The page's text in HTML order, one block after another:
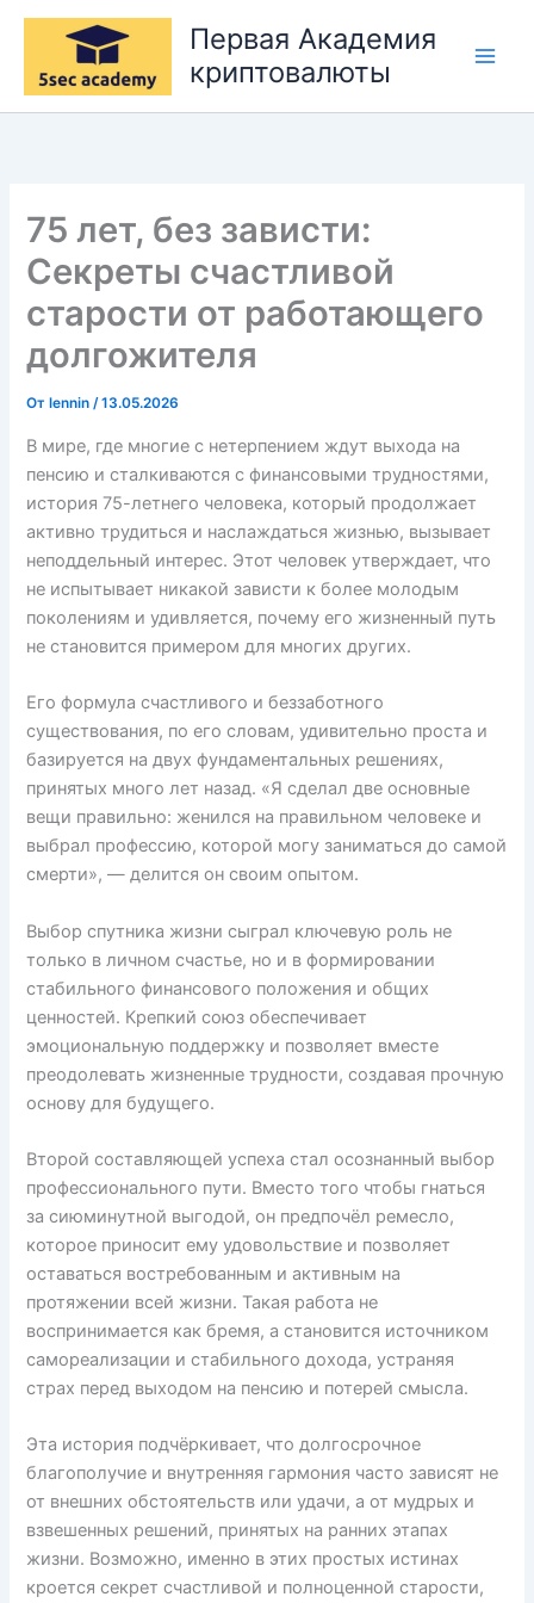
Перейти
содержимому
Первая Академия
криптовалюты
75 лет, без зависти:
Секреты счастливой
старости от работающего
долгожителя
От lennin/13.05.2026
В мире, где многие с нетерпением ждут выхода на
пенсию и сталкиваются с финансовыми трудностями,
история 75-летнего человека, который продолжает
активно трудиться и наслаждаться жизнью, вызывает
неподдельный интерес. Этот человек утверждает, что
не испытывает никакой зависти к более молодым
поколениям и удивляется, почему его жизненный путь
не становится примером для многих других.
Его формула счастливого и беззаботного
существования, по его словам, удивительно проста и
базируется на двух фундаментальных решениях,
принятых много лет назад. «Я сделал две основные
вещи правильно: женился на правильном человеке и
выбрал профессию, которой могу заниматься до самой
смерти», — делится он своим опытом.
Выбор спутника жизни сыграл ключевую роль не
только в личном счастье, но и в формировании
стабильного финансового положения и общих
ценностей. Крепкий союз обеспечивает
эмоциональную поддержку и позволяет вместе
преодолевать жизненные трудности, создавая прочную
основу для будущего.
Второй составляющей успеха стал осознанный выбор
профессионального пути. Вместо того чтобы гнаться
за сиюминутной выгодой, он предпочёл ремесло,
которое приносит ему удовольствие и позволяет
оставаться востребованным и активным на
протяжении всей жизни. Такая работа не
воспринимается как бремя, а становится источником
самореализации и стабильного дохода, устраняя
страх перед выходом на пенсию и потерей смысла.
Эта история подчёркивает, что долгосрочное
благополучие и внутренняя гармония часто зависят не
от внешних обстоятельств или удачи, а от мудрых и
взвешенных решений, принятых на ранних этапах
жизни. Возможно, именно в этих простых истинах
кроется секрет счастливой и полноценной старости,